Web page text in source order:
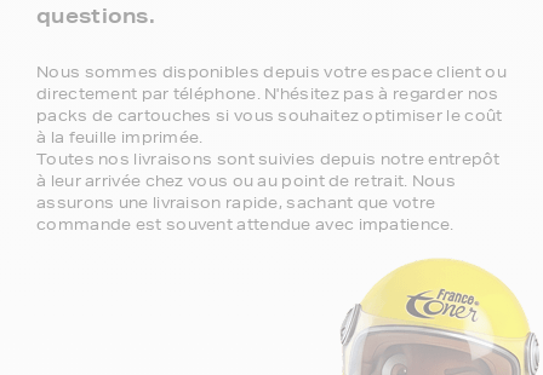
questions.
Nous sommes disponibles depuis votre espace client ou
directement par téléphone. N'hésitez pas à regarder nos
packs de cartouches si vous souhaitez optimiser le coût
à la feuille imprimée.
Toutes nos livraisons sont suivies depuis notre entrepôt
à leur arrivée chez vous ou au point de retrait. Nous
assurons une livraison rapide, sachant que votre
commande est souvent attendue avec impatience.